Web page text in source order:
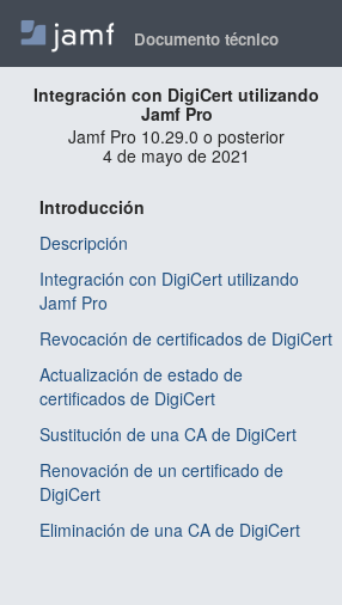
Documento técnico
Integración con DigiCert utilizando
Jamf Pro
Jamf Pro 10.29.0 o posterior
4 de mayo de 2021
Introducción
Descripción
Integración con DigiCert utilizando
Jamf Pro
Revocación de certificados de DigiCert
Actualización de estado de
certificados de DigiCert
Sustitución de una CA de DigiCert
Renovación de un certificado de
DigiCert
Eliminación de una CA de DigiCert